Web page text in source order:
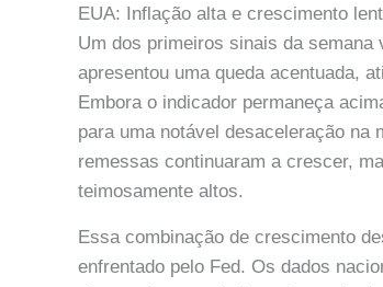
EUA: Inflação alta e crescimento
Um dos primeiros sinais da semana
apresentou uma queda acentuada,
Embora o indicador permaneça
para uma notável desaceleração na
remessas continuaram a crescer,
teimosamente altos.
Essa combinação de crescimento
enfrentado pelo Fed. Os dados